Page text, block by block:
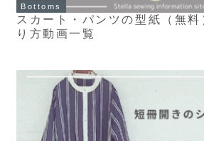
Bottoms
スカート・パンツの型紙（無
り方動画一覧